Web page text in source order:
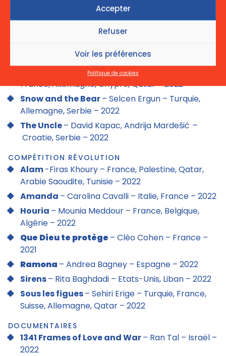
Accepter
Refuser
Voir les préférences
Politique de cookies
Les damnés ne pleurent pas
France, Belgique, Maroc – 2022
Interdit aux chiens et aux italiens
Mediterranean Fever– Maha Haj – Palestine,
France, Allemagne, Chypre, Qatar – 2022
Snow and the Bear– Selcen Ergun – Turquie,
Allemagne, Serbie – 2022
The Uncle– David Kapac, Andrija Mardešić –
Croatie, Serbie – 2022
COMPÉTITION RÊVOLUTION
Alam-Firas Khoury – France, Palestine, Qatar,
Arabie Saoudite, Tunisie – 2022
Amanda – Carolina Cavalli – Italie, France – 2022
Houria – Mounia Meddour – France, Belgique,
Algérie – 2022
Que Dieu te protège – Cléo Cohen – France –
2021
Ramona – Andrea Bagney – Espagne – 2022
Sirens– Rita Baghdadi – Etats-Unis, Liban – 2022
Sous les figues– Sehiri Erige – Turquie, France,
Suisse, Allemagne, Qatar – 2022
DOCUMENTAIRES
1341 Frames of Love and War– Ran Tal – Israël –
2022